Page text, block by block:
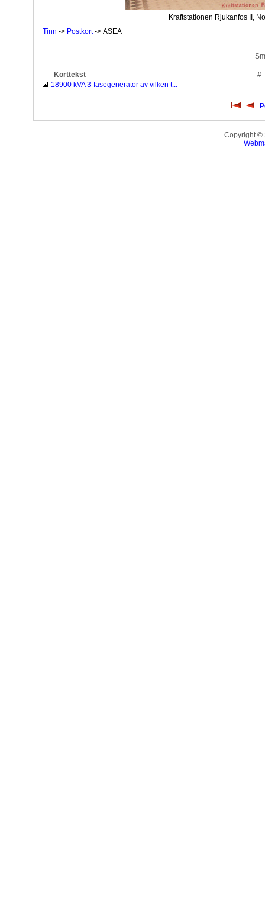
Kraftstationen Rjukanfos II,
Tinn -> Postkort-> ASEA
Korttekst
#
18900 kVA 3-fasegenerator av vilken t...
Copyright ©